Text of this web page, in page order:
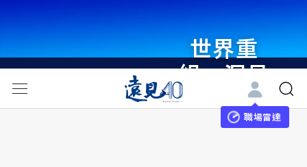
世界重
組・洞見
未來 與
世界領袖
職場雷達